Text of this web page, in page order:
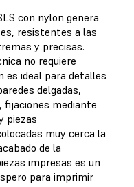
con nylon genera
resistentes a las
y precisas.
no requiere
es ideal para detalles
delgadas,
fijaciones mediante
piezas
muy cerca la
de la
impresas es un
para imprimir